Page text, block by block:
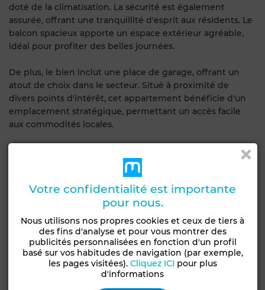
doté de la climatisation. La sécurité est également
assurée, offrant une tranquillité d'esprit aux résidents. Le
balcon spacieux apporte un espace extérieur agréable,
idéal pour profiter des belles journées.
De plus, le bien inclut une place de garage, offrant un
atout de choix dans le secteur. Situé à proximité de
divers points d'intérêt, cet appartement bénéficie d'un
emplacement stratégique, permettant un accès facile
aux commodités locales.
Caractéristiques générales
Type de bien
Jamais habité /
rénové
Années
1-5 ans
Étage du bien
5ème
Type du sol
Votre confidentialité est importante
pour nous.
Nous utilisons nos propres cookies et ceux de tiers à
des fins d'analyse et pour vous montrer des
publicités personnalisées en fonction d'un profil
basé sur vos habitudes de navigation (par exemple,
les pages visitées). Cliquez ICI pour plus
d'informations